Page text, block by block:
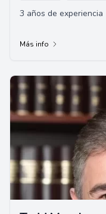
3 años de experiencia
Más info